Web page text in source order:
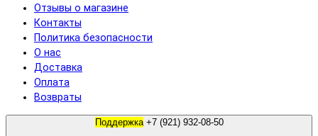
Отзывы о магазине
Контакты
Политика безопасности
О нас
Доставка
Оплата
Возвраты
Поддержка +7 (921) 932-08-50